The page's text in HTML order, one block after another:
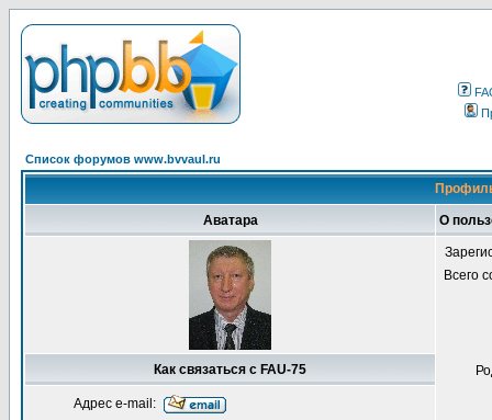
Список форумов www.bvvaul.ru
Аватара О
Всего
Как связаться с FAU-75
Адрес e-mail: